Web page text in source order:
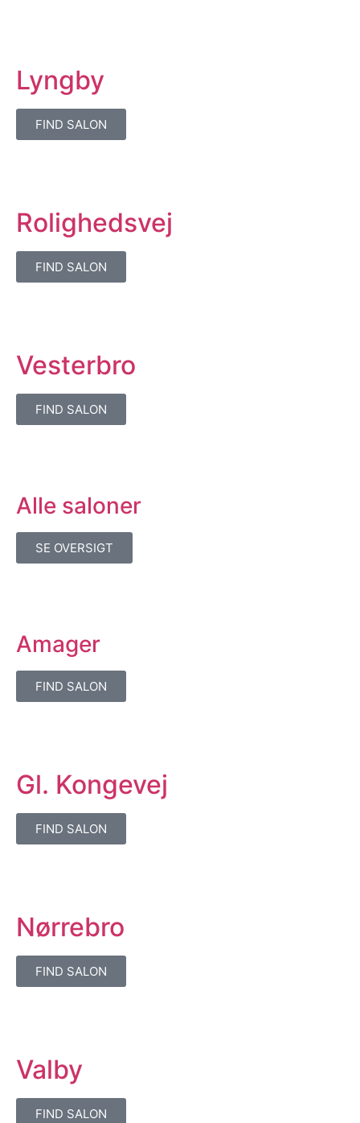
Lyngby
FIND SALON
Rolighedsvej
FIND SALON
Vesterbro
FIND SALON
Alle saloner
SE OVERSIGT
Amager
FIND SALON
Gl. Kongevej
FIND SALON
Nørrebro
FIND SALON
Valby
FIND SALON